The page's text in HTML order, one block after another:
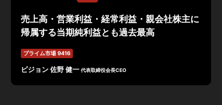
売上高・営業利益・経常利益・親会社株主に
帰属する当期純利益とも過去最高
プライム市場 9416
ビジョン 佐野 健一代表取締役会長CEO